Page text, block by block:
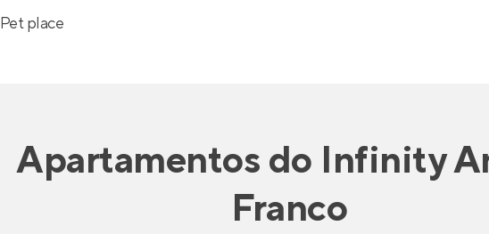
Pet place
Apartamentos do Infinity
Franco